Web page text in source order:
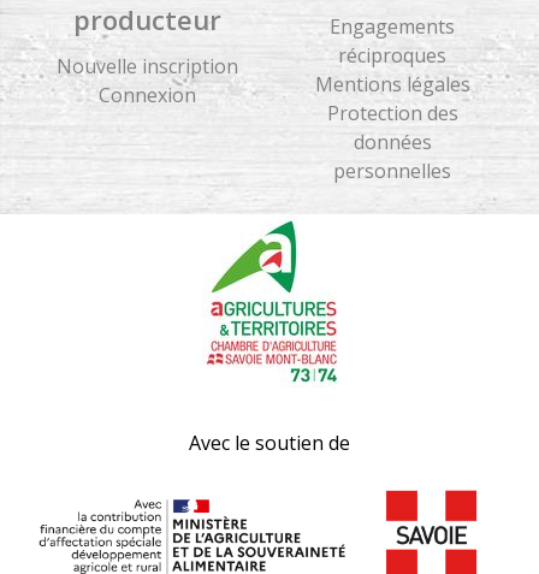
Engagements
réciproques
Mentions légales
Protection des
données
personnelles
producteur
Nouvelle inscription
Connexion
Avec le soutien de